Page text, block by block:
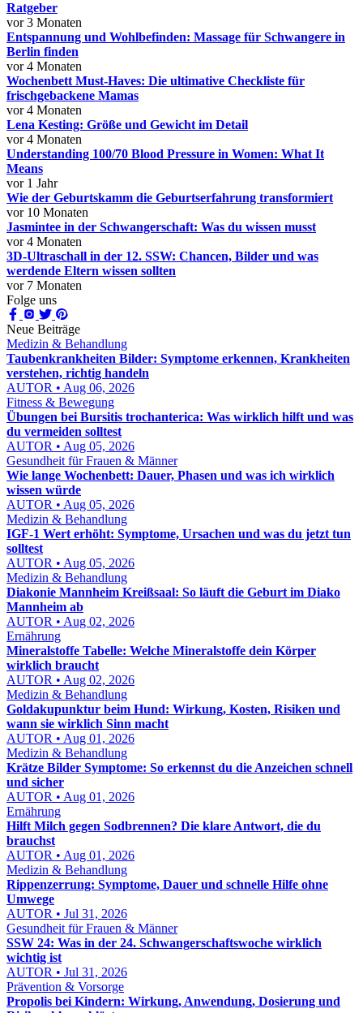
Ratgeber
vor 3 Monaten
Entspannung und Wohlbefinden: Massage für Schwangere in
Berlin finden
vor 4 Monaten
Wochenbett Must-Haves: Die ultimative Checkliste für
frischgebackene Mamas
vor 4 Monaten
Lena Kesting: Größe und Gewicht im Detail
vor 4 Monaten
Understanding 100/70 Blood Pressure in Women: What It
Means
vor 1 Jahr
Wie der Geburtskamm die Geburtserfahrung transformiert
vor 10 Monaten
Jasmintee in der Schwangerschaft: Was du wissen musst
vor 4 Monaten
3D-Ultraschall in der 12. SSW: Chancen, Bilder und was
werdende Eltern wissen sollten
vor 7 Monaten
Folge uns
Neue Beiträge
Medizin & Behandlung
Taubenkrankheiten Bilder: Symptome erkennen, Krankheiten
verstehen, richtig handeln
AUTOR • Aug 06, 2026
Fitness & Bewegung
Übungen bei Bursitis trochanterica: Was wirklich hilft und was
du vermeiden solltest
AUTOR • Aug 05, 2026
Gesundheit für Frauen & Männer
Wie lange Wochenbett: Dauer, Phasen und was ich wirklich
wissen würde
AUTOR • Aug 05, 2026
Medizin & Behandlung
IGF-1 Wert erhöht: Symptome, Ursachen und was du jetzt tun
solltest
AUTOR • Aug 05, 2026
Medizin & Behandlung
Diakonie Mannheim Kreißsaal: So läuft die Geburt im Diako
Mannheim ab
AUTOR • Aug 02, 2026
Ernährung
Mineralstoffe Tabelle: Welche Mineralstoffe dein Körper
wirklich braucht
AUTOR • Aug 02, 2026
Medizin & Behandlung
Goldakupunktur beim Hund: Wirkung, Kosten, Risiken und
wann sie wirklich Sinn macht
AUTOR • Aug 01, 2026
Medizin & Behandlung
Krätze Bilder Symptome: So erkennst du die Anzeichen schnell
und sicher
AUTOR • Aug 01, 2026
Ernährung
Hilft Milch gegen Sodbrennen? Die klare Antwort, die du
brauchst
AUTOR • Aug 01, 2026
Medizin & Behandlung
Rippenzerrung: Symptome, Dauer und schnelle Hilfe ohne
Umwege
AUTOR • Jul 31, 2026
Gesundheit für Frauen & Männer
SSW 24: Was in der 24. Schwangerschaftswoche wirklich
wichtig ist
AUTOR • Jul 31, 2026
Prävention & Vorsorge
Propolis bei Kindern: Wirkung, Anwendung, Dosierung und